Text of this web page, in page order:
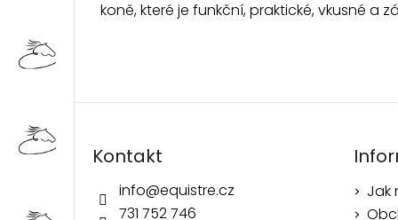
koně, které je funkční, praktické, vkusné a
Kontakt
info@equistre.cz
731 752 746
Jak